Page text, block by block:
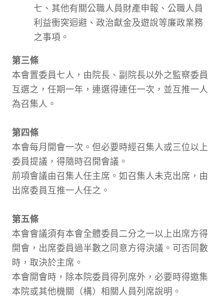
七、其他有關公職人員財產申報、公職人員
利益衝突迴避、政治獻金及遊說等廉政業務
之事項。
第三條
本會置委員七人，由院長、副院長以外之監察委員
互選之，任期一年，連選得連任一次，並互推一人
為召集人。
第四條
本會每月開會一次。但必要時經召集人或三位以上
委員提議，得隨時召開會議。
前項會議由召集人任主席。如召集人未克出席，由
出席委員互推一人任之。
第五條
本會會議須有本會全體委員二分之一以上出席方得
開會，出席委員過半數之同意方得決議。可否同數
時，取決於主席。
本會開會時，除本院委員得列席外，必要時得邀集
本院或其他機關（構）相關人員列席說明。